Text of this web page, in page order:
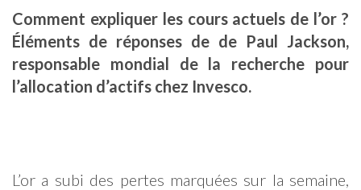
Comment expliquer les cours actuels de l’or ?
Éléments de réponses de de Paul Jackson,
responsable mondial de la recherche pour
l’allocation d’actifs chez Invesco.
L’or a subi des pertes marquées sur la semaine,